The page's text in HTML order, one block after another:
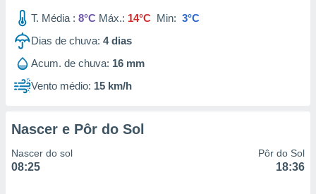
estudos
de
T. Média : 8°C Máx.: 14°C Min: 3°C
Dias de chuva: 4dias
Acum. de chuva: 16 mm
Vento médio: 15 km/h
Nascer e Pôr do Sol
Nascer do sol
08:25
Pôr do Sol
18:36